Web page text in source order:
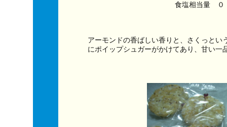
食塩相当量　０
アーモンドの香ばしい香りと、さくっとい
にポイップシュガーがかけてあり、甘い一